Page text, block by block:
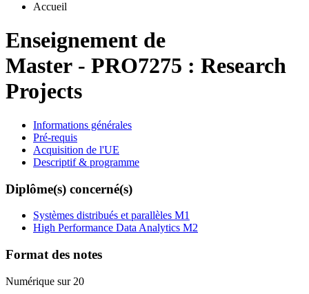
Accueil
Enseignement de
Master - PRO7275 : Research
Projects
Informations générales
Pré-requis
Acquisition de l'UE
Descriptif & programme
Diplôme(s) concerné(s)
Systèmes distribués et parallèles M1
High Performance Data Analytics M2
Format des notes
Numérique sur 20